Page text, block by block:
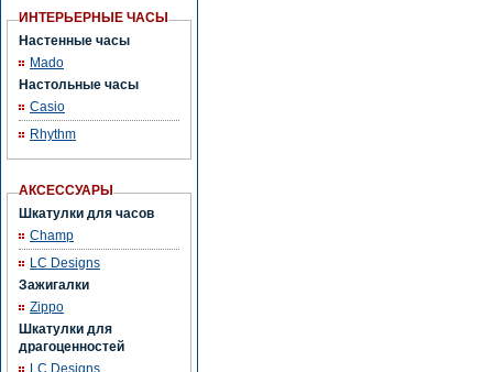
ИНТЕРЬЕРНЫЕ ЧАСЫ
Настенные часы
Mado
Настольные часы
Casio
Rhythm
АКСЕССУАРЫ
Шкатулки для часов
Champ
LC Designs
Зажигалки
Zippo
Шкатулки для
драгоценностей
LC Designs